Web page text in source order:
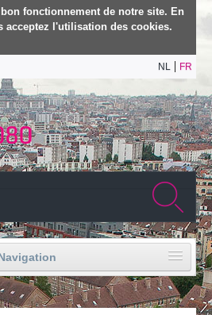
fonctionnement de notre site. En
acceptez l'utilisation des cookies.
NL FR